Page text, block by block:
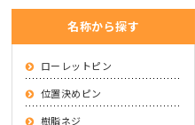
名称から探す
ローレットピン
位置決めピン
樹脂ネジ